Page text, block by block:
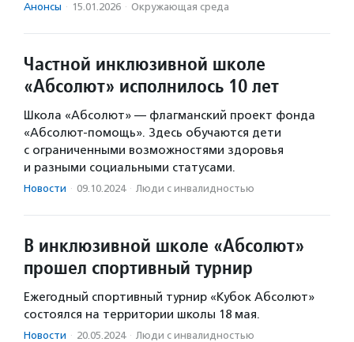
Анонсы · 15.01.2026 · Окружающая среда
Частной инклюзивной школе
«Абсолют» исполнилось 10 лет
Школа «Абсолют» — флагманский проект фонда
«Абсолют-помощь». Здесь обучаются дети
с ограниченными возможностями здоровья
и разными социальными статусами.
Новости · 09.10.2024 · Люди с инвалидностью
В инклюзивной школе «Абсолют»
прошел спортивный турнир
Ежегодный спортивный турнир «Кубок Абсолют»
состоялся на территории школы 18 мая.
Новости · 20.05.2024 · Люди с инвалидностью